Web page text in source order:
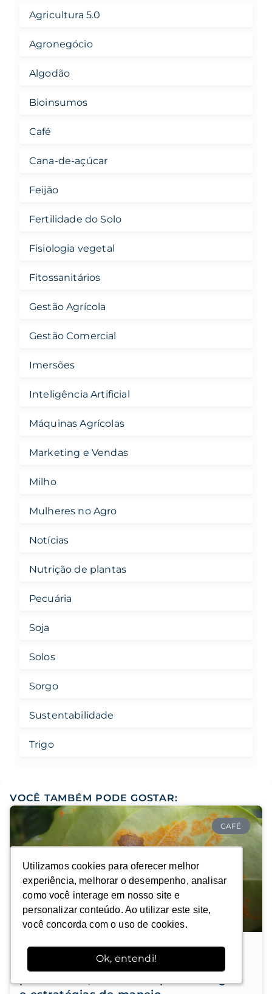
Utilizamos cookies para oferecer melhor
experiência, melhorar o desempenho, analisar
como você interage em nosso site e
personalizar conteúdo. Ao utilizar este site,
você concorda com o uso de cookies.
Ok, entendi!
Utilizamos cookies para oferecer melhor
experiência, melhorar o desempenho, analisar
como você interage em nosso site e
personalizar conteúdo. Ao utilizar este site,
você concorda com o uso de cookies.
Ok, entendi!
Agricultura 5.0
Agronegócio
Algodão
Bioinsumos
Café
Cana-de-açúcar
Feijão
Fertilidade do Solo
Fisiologia vegetal
Fitossanitários
Gestão Agrícola
Gestão Comercial
Imersões
Inteligência Artificial
Máquinas Agrícolas
Marketing e Vendas
Milho
Mulheres no Agro
Notícias
Nutrição de plantas
Pecuária
Soja
Solos
Sorgo
Sustentabilidade
Trigo
VOCÊ TAMBÉM PODE GOSTAR:
CAFÉ
Ferrugem do cafeeiro: fisiologia do
parasitismo, dinâmica epidemiológica